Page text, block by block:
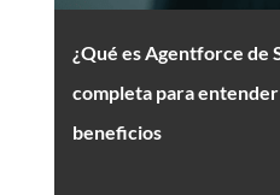
¿Qué es Agentforce de
completa para
beneficios